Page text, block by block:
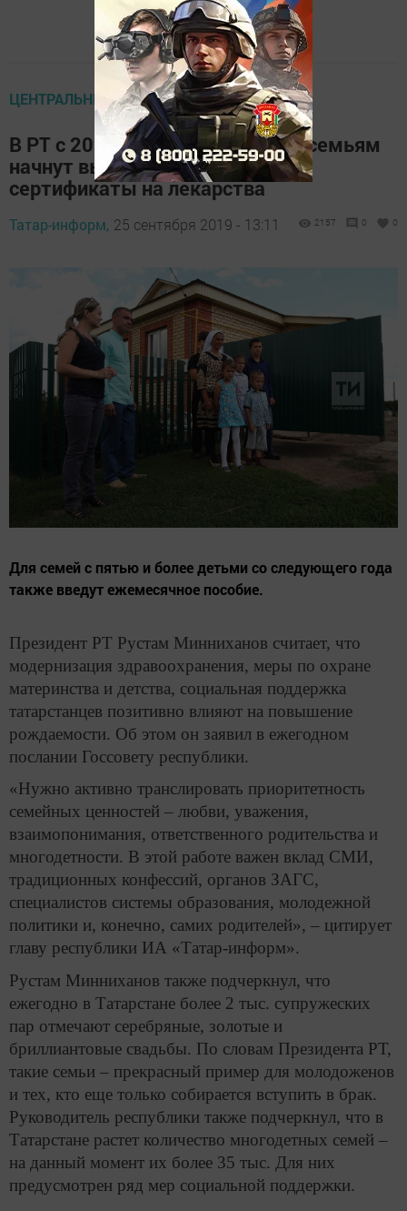
ЦЕНТРАЛЬНЫЕ НОВОСТИ
В РТ с 2020 года многодетным семьям
начнут выдавать электронные
сертификаты на лекарства
Татар-информ, 25 сентября 2019 - 13:11 2157 0 0
Для семей с пятью и более детьми со следующего года
также введут ежемесячное пособие.
Президент РТ Рустам Минниханов считает, что
модернизация здравоохранения, меры по охране
материнства и детства, социальная поддержка
татарстанцев позитивно влияют на повышение
рождаемости. Об этом он заявил в ежегодном
послании Госсовету республики.
«Нужно активно транслировать приоритетность
семейных ценностей – любви, уважения,
взаимопонимания, ответственного родительства и
многодетности. В этой работе важен вклад СМИ,
традиционных конфессий, органов ЗАГС,
специалистов системы образования, молодежной
политики и, конечно, самих родителей», – цитирует
главу республики ИА «Татар-информ».
Рустам Минниханов также подчеркнул, что
ежегодно в Татарстане более 2 тыс. супружеских
пар отмечают серебряные, золотые и
бриллиантовые свадьбы. По словам Президента РТ,
такие семьи – прекрасный пример для молодоженов
и тех, кто еще только собирается вступить в брак.
Руководитель республики также подчеркнул, что в
Татарстане растет количество многодетных семей –
на данный момент их более 35 тыс. Для них
предусмотрен ряд мер социальной поддержки.